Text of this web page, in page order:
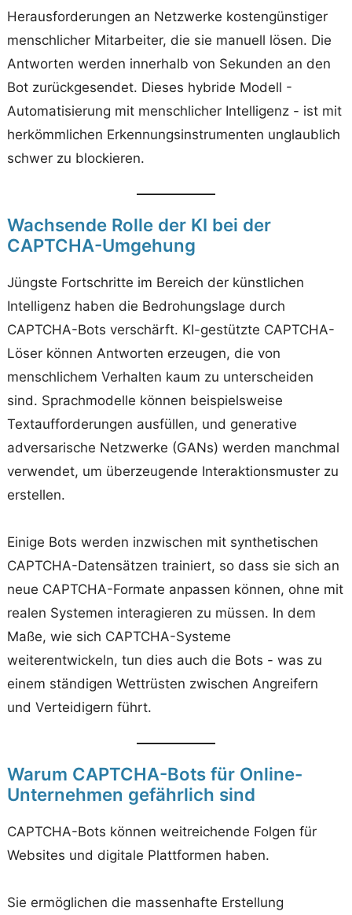
Herausforderungen an Netzwerke kostengünstiger
menschlicher Mitarbeiter, die sie manuell lösen. Die
Antworten werden innerhalb von Sekunden an den
Bot zurückgesendet. Dieses hybride Modell -
Automatisierung mit menschlicher Intelligenz - ist mit
herkömmlichen Erkennungsinstrumenten unglaublich
schwer zu blockieren.
Wachsende Rolle der KI bei der
CAPTCHA-Umgehung
Jüngste Fortschritte im Bereich der künstlichen
Intelligenz haben die Bedrohungslage durch
CAPTCHA-Bots verschärft. KI-gestützte CAPTCHA-
Löser können Antworten erzeugen, die von
menschlichem Verhalten kaum zu unterscheiden
sind. Sprachmodelle können beispielsweise
Textaufforderungen ausfüllen, und generative
adversarische Netzwerke (GANs) werden manchmal
verwendet, um überzeugende Interaktionsmuster zu
erstellen.
Einige Bots werden inzwischen mit synthetischen
CAPTCHA-Datensätzen trainiert, so dass sie sich an
neue CAPTCHA-Formate anpassen können, ohne mit
realen Systemen interagieren zu müssen. In dem
Maße, wie sich CAPTCHA-Systeme
weiterentwickeln, tun dies auch die Bots - was zu
einem ständigen Wettrüsten zwischen Angreifern
und Verteidigern führt.
Warum CAPTCHA-Bots für Online-
Unternehmen gefährlich sind
CAPTCHA-Bots können weitreichende Folgen für
Websites und digitale Plattformen haben.
Sie ermöglichen die massenhafte Erstellung